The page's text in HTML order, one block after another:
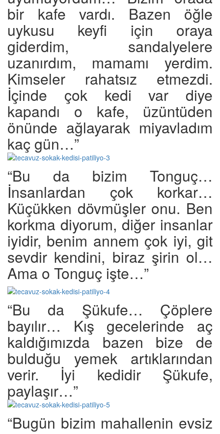
bir kafe vardı. Bazen öğle
uykusu keyfi için oraya
giderdim, sandalyelere
uzanırdım, mamamı yerdim.
Kimseler rahatsız etmezdi.
İçinde çok kedi var diye
kapandı o kafe, üzüntüden
önünde ağlayarak miyavladım
kaç gün…”
“Bu da bizim Tonguç…
İnsanlardan çok korkar…
Küçükken dövmüşler onu. Ben
korkma diyorum, diğer insanlar
iyidir, benim annem çok iyi, git
sevdir kendini, biraz şirin ol…
Ama o Tonguç işte…”
“Bu da Şükufe… Çöplere
bayılır… Kış gecelerinde aç
kaldığımızda bazen bize de
bulduğu yemek artıklarından
verir. İyi kedidir Şükufe,
paylaşır…”
“Bugün bizim mahallenin evsiz